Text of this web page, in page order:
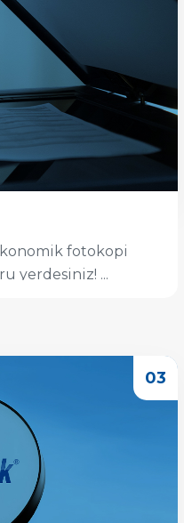
fotokopi
yerdesiniz! ...